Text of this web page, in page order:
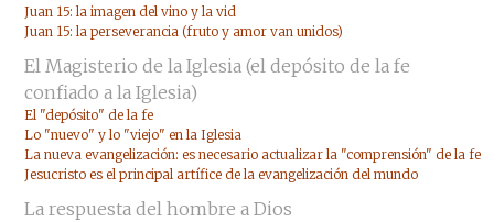
Juan 15: la imagen del vino y la vid
Juan 15: la perseverancia (fruto y amor van unidos)
El Magisterio de la Iglesia (el depósito de la fe
confiado a la Iglesia)
El "depósito" de la fe
Lo "nuevo" y lo "viejo" en la Iglesia
La nueva evangelización: es necesario actualizar la "comprensión" de la fe
Jesucristo es el principal artífice de la evangelización del mundo
La respuesta del hombre a Dios